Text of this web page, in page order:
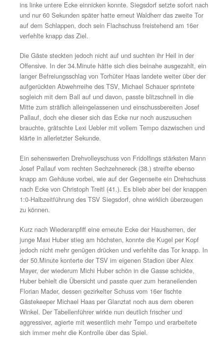
So waren es die Gäste, die mit der ersten Torchance
als zunächst Pallauf den Ball gut abdeckte und
heranpirschenden Michael Schauer in Szene setzte,
Fabian König ist per Faust zur Stelle (15.). Kurz darauf
Dominik Oswald mit einem 20m-Fernschuss, erneut
sicher parieren.
Mit dem ersten wirklich nennenswerten Vorstoss
24.Minute der Felber-Elf die 1:0-Führung, ein Standard
dafür herhalten. Alex Mayer brachte eine butterweiche
ins linke untere Ecke einnicken konnte. Siegsdorf
und nur 60 Sekunden später hatte erneut Waldherr das
auf dem Schlappen, doch sein Flachschuss freistehend
verfehlte knapp das Ziel.
Die Gäste steckten jedoch nicht auf und suchten ihr
Offensive. In der 34.Minute hätte sich dies beinahe
langer Befreiungsschlag von Torhüter Haas landete
aufgerückten Abwehrreihe des TSV, Michael Schauer
sogleich mit dem Ball auf und davon, passte
Mitte zum sträflich alleingelassenen und
Pallauf, doch ehe dieser sich das Ecke nur noch
brauchte, grätschte Lexi Uebler mit vollem Tempo
klärte in allerletzter Sekunde.